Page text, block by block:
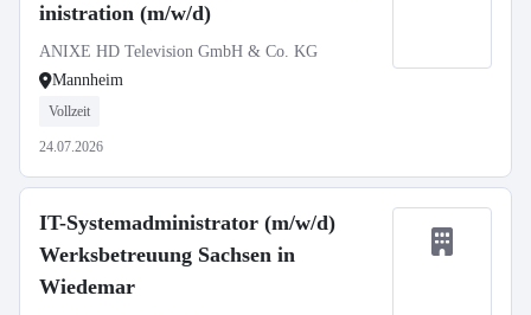
inistration (m/w/d)
ANIXE HD Television GmbH & Co. KG
Mannheim
Vollzeit
24.07.2026
IT-Systemadministrator (m/w/d)
Werksbetreuung Sachsen in
Wiedemar